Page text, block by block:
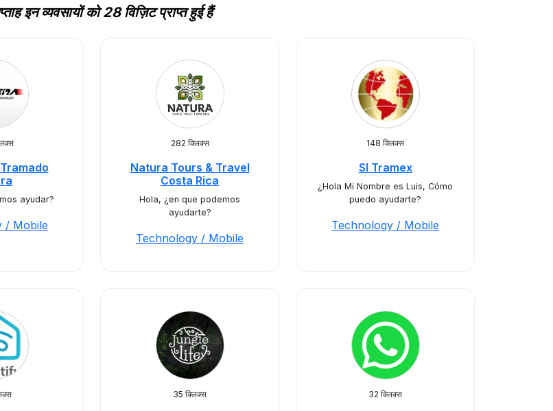
इन व्यवसायों को 28 विज़िट प्राप्त हुई हैं
ayudar?
/ Mobile
282 क्लिक्स
Natura Tours & Travel
Costa Rica
Hola, ¿en que podemos
ayudarte?
Technology / Mobile
148 क्लिक्स
SI Tramex
¿Hola Mi Nombre es Luis, Cómo
puedo ayudarte?
Technology / Mobile
35 क्लिक्स 32 क्लिक्स